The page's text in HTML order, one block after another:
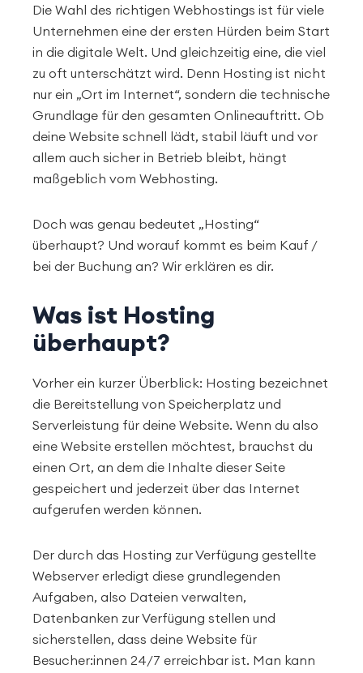
Die Wahl des richtigen Webhostings ist für viele
Unternehmen eine der ersten Hürden beim Start
in die digitale Welt. Und gleichzeitig eine, die viel
zu oft unterschätzt wird. Denn Hosting ist nicht
nur ein „Ort im Internet“, sondern die technische
Grundlage für den gesamten Onlineauftritt. Ob
deine Website schnell lädt, stabil läuft und vor
allem auch sicher in Betrieb bleibt, hängt
maßgeblich vom Webhosting.
Doch was genau bedeutet „Hosting“
überhaupt? Und worauf kommt es beim Kauf /
bei der Buchung an? Wir erklären es dir.
Was ist Hosting
überhaupt?
Vorher ein kurzer Überblick: Hosting bezeichnet
die Bereitstellung von Speicherplatz und
Serverleistung für deine Website. Wenn du also
eine Website erstellen möchtest, brauchst du
einen Ort, an dem die Inhalte dieser Seite
gespeichert und jederzeit über das Internet
aufgerufen werden können.
Der durch das Hosting zur Verfügung gestellte
Webserver erledigt diese grundlegenden
Aufgaben, also Dateien verwalten,
Datenbanken zur Verfügung stellen und
sicherstellen, dass deine Website für
Besucher:innen 24/7 erreichbar ist. Man kann